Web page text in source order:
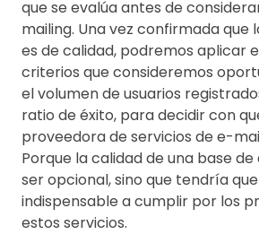
que se evalúa antes de
mailing. Una vez confirmada que
es de calidad, podremos aplicar
criterios que consideremos
el volumen de usuarios
ratio de éxito, para decidir con
proveedora de servicios de e-
Porque la calidad de una base
ser opcional, sino que tendría
indispensable a cumplir por los
estos servicios.